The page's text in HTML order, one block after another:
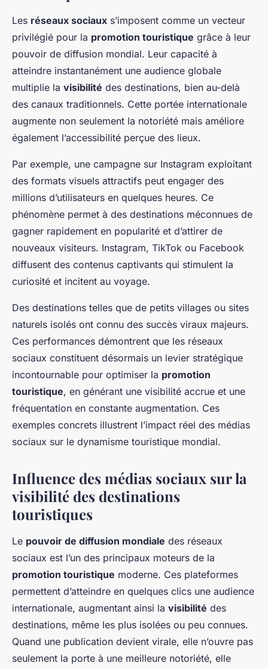
Les réseaux sociaux s’imposent comme un vecteur
privilégié pour la promotion touristique grâce à leur
pouvoir de diffusion mondial. Leur capacité à
atteindre instantanément une audience globale
multiplie la visibilité des destinations, bien au-delà
des canaux traditionnels. Cette portée internationale
augmente non seulement la notoriété mais améliore
également l’accessibilité perçue des lieux.
Par exemple, une campagne sur Instagram exploitant
des formats visuels attractifs peut engager des
millions d’utilisateurs en quelques heures. Ce
phénomène permet à des destinations méconnues de
gagner rapidement en popularité et d’attirer de
nouveaux visiteurs. Instagram, TikTok ou Facebook
diffusent des contenus captivants qui stimulent la
curiosité et incitent au voyage.
Des destinations telles que de petits villages ou sites
naturels isolés ont connu des succès viraux majeurs.
Ces performances démontrent que les réseaux
sociaux constituent désormais un levier stratégique
incontournable pour optimiser la promotion
touristique, en générant une visibilité accrue et une
fréquentation en constante augmentation. Ces
exemples concrets illustrent l’impact réel des médias
sociaux sur le dynamisme touristique mondial.
Influence des médias sociaux sur la
visibilité des destinations
touristiques
Le pouvoir de diffusion mondiale des réseaux
sociaux est l’un des principaux moteurs de la
promotion touristique moderne. Ces plateformes
permettent d’atteindre en quelques clics une audience
internationale, augmentant ainsi la visibilité des
destinations, même les plus isolées ou peu connues.
Quand une publication devient virale, elle n’ouvre pas
seulement la porte à une meilleure notoriété, elle